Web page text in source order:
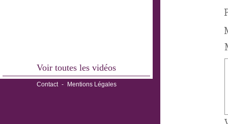
Voir toutes les vidéos
Contact - Mentions Légales